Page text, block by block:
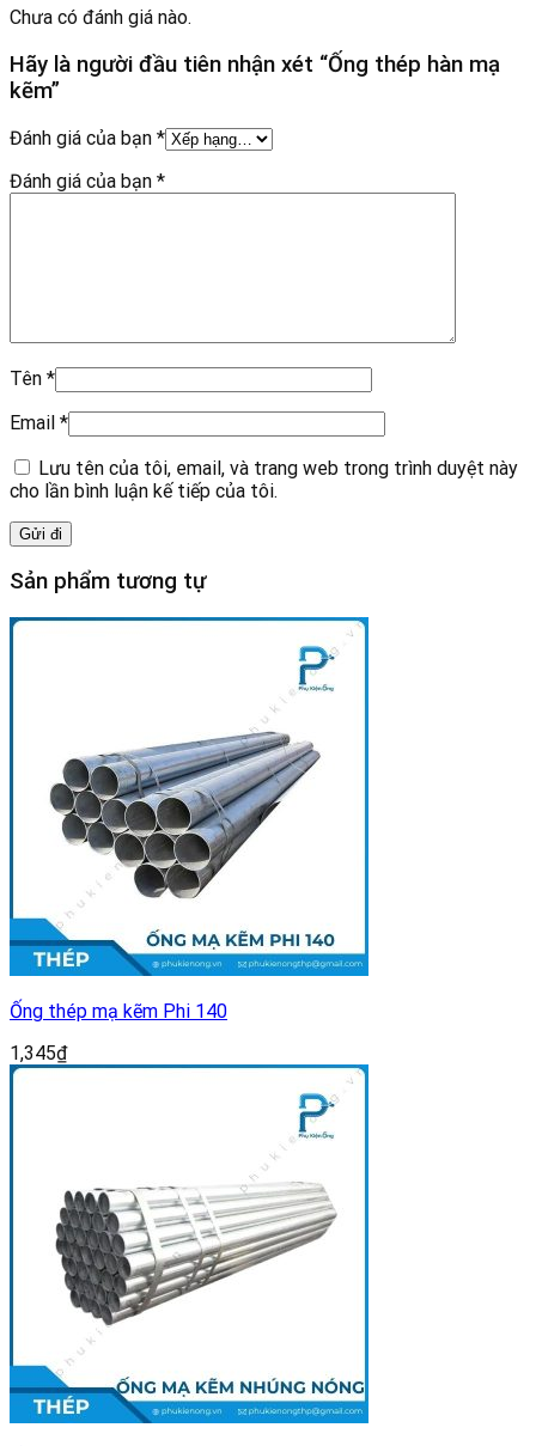
Chưa có đánh giá nào.
Hãy là người đầu tiên nhận xét “Ống thép hàn mạ
kẽm”
Đánh giá của bạn *
Đánh giá của bạn *
Tên *
Email *
Lưu tên của tôi, email, và trang web trong trình duyệt này
cho lần bình luận kế tiếp của tôi.
Sản phẩm tương tự
Ống thép mạ kẽm Phi 140
1,345₫